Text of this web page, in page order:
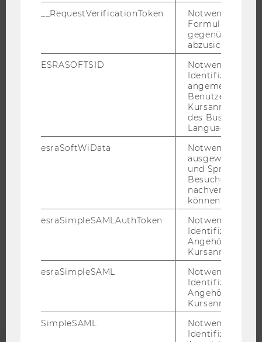
KARRIEREKONTAKTE AN DER WU
WU COMMUNITY
STUDIERENDE
__RequestVerificationToken
Notwendig, um
gegenüber
abzusichern.
ESRASOFTSID
Notwendig zur
Identifizierung
angemeldeten
Benutzers im
des Business
Language
esraSoftWiData
Notwendig um
ausgewählte
und
Besuchers
nachverfolgen
können.
esraSimpleSAMLAuthToken
Notwendig zur
Identifizierung
Angehörige/r für
Kursanmeldung.
esraSimpleSAML
Notwendig zur
Identifizierung
Angehörige/r für
Kursanmeldung.
SimpleSAML
Notwendig zur
Identifizierung